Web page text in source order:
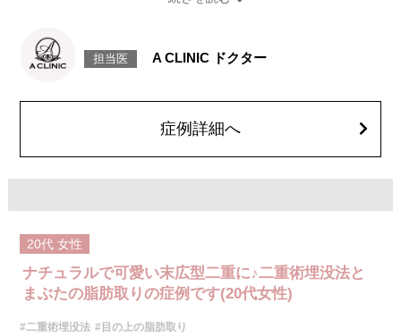
で落ち着いていきますが、個人差があります。また、稀に細菌感染症、左
右差、重瞼ラインの消失・乱れ、縫合糸の露出、結膜腫脹などが生じるこ
アドバンス 2箇所217,800円(税込)～6箇所349,800円(税込)
アペックス シングル437,800円(税込)～ダブル657,800円(税込)
シークレットアイズシングル712,800円(税込)〜ダブル877,800円(税込)
担当医 A CLINIC ドクター
症例詳細へ
20代 女性
ナチュラルで可愛い末広型二重に♪二重術埋没法と
まぶたの脂肪取りの症例です(20代女性)
#二重術埋没法 #目の上の脂肪取り